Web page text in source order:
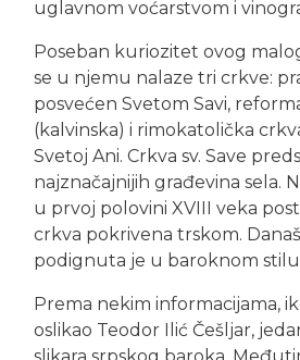
uglavnom voćarstvom i
Poseban kuriozitet ovog
se u njemu nalaze tri crkve:
posvećen Svetom Savi,
(kalvinska) i rimokatolička
Svetoj Ani. Crkva sv. Save
najznačajnijih građevina sela.
u prvoj polovini XVIII veka
crkva pokrivena trskom.
podignuta je u baroknom stilu
Prema nekim informacijama,
oslikao Teodor Ilić Češljar,
slikara srpskog baroka.